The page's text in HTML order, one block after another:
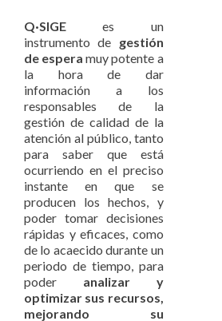
Q·SIGE es un
instrumento de gestión
de espera muy potente a
la hora de dar
información a los
responsables de la
gestión de calidad de la
atención al público, tanto
para saber que está
ocurriendo en el preciso
instante en que se
producen los hechos, y
poder tomar decisiones
rápidas y eficaces, como
de lo acaecido durante un
periodo de tiempo, para
poder analizar y
optimizar sus recursos,
mejorando su